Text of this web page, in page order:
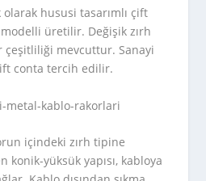
olarak hususi tasarımlı çift
modelli üretilir. Değişik zırh
çeşitliliği mevcuttur. Sanayi
conta tercih edilir.
içindeki zırh tipine
yüksük yapısı, kabloya